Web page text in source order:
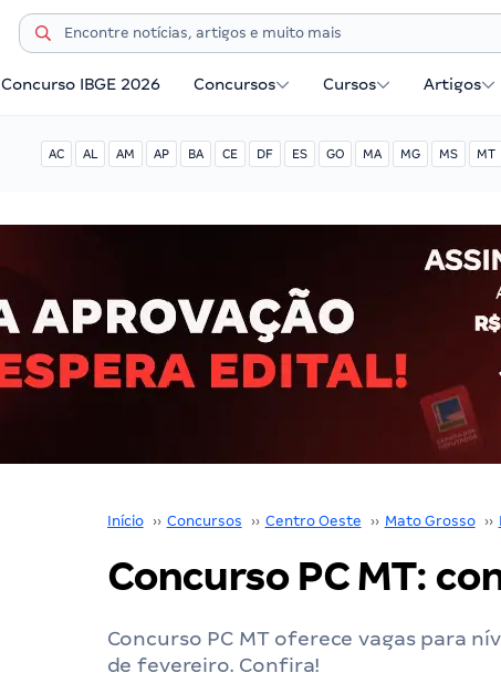
Concurso IBGE 2026 Concursos Cursos Artigos
AC AL AM AP BA CE DF ES GO MA MG MS MT
Início ›› Concursos ›› Centro Oeste ›› Mato Grosso ››
Concurso PC MT:
Concurso PC MT oferece vagas para
de fevereiro. Confira!